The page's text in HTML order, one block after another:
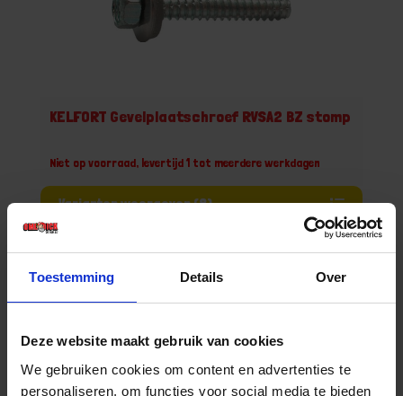
Toestemming Details Over
Deze website maakt gebruik van cookies
We gebruiken cookies om content en advertenties te
personaliseren, om functies voor social media te bieden
KELFORT Gevelplaatschroef RVSA2 BZ stomp
Niet op voorraad, levertijd 1 tot meerdere werkdagen
Varianten weergeven (8)